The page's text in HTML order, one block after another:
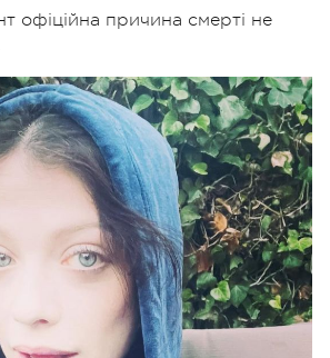
офіційна причина смерті не